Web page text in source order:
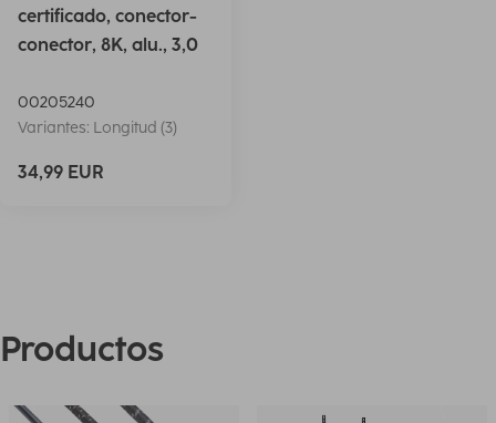
certificado, conector-
conector, 8K, alu., 3,0
00205240
Variantes: Longitud (3)
34,99 EUR
Productos